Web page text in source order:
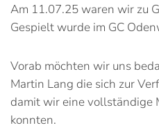
Am 11.07.25 waren wir zu
Gespielt wurde im GC
Vorab möchten wir uns
Martin Lang die sich zur
damit wir eine vollständige
konnten.